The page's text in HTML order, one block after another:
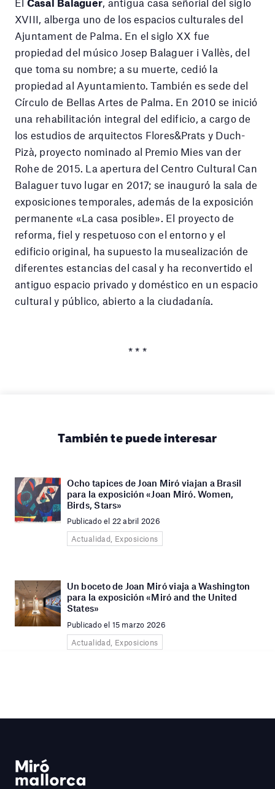
XVIII, alberga uno de los espacios culturales del
Ajuntament de Palma. En el siglo XX fue
propiedad del músico Josep Balaguer i Vallès, del
que toma su nombre; a su muerte, cedió la
propiedad al Ayuntamiento. También es sede del
Círculo de Bellas Artes de Palma. En 2010 se inició
una rehabilitación integral del edificio, a cargo de
los estudios de arquitectos Flores&Prats y Duch-
Pizà, proyecto nominado al Premio Mies van der
Rohe de 2015. La apertura del Centro Cultural Can
Balaguer tuvo lugar en 2017; se inauguró la sala de
exposiciones temporales, además de la exposición
permanente «La casa posible». El proyecto de
reforma, fiel y respetuoso con el entorno y el
edificio original, ha supuesto la musealización de
diferentes estancias del casal y ha reconvertido el
antiguo espacio privado y doméstico en un espacio
cultural y público, abierto a la ciudadanía.
* * *
También te puede interesar
Ocho tapices de Joan Miró viajan a Brasil
para la exposición «Joan Miró. Women,
Birds, Stars»
Publicado el 22 abril 2026
Actualidad, Exposicions
Un boceto de Joan Miró viaja a Washington
para la exposición «Miró and the United
States»
Publicado el 15 marzo 2026
Actualidad, Exposicions